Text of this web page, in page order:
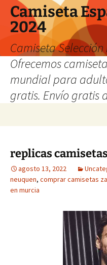
Camiseta
2024
Camiseta
Ofrecemos
mundial para
gratis. Envío gratis
replicas
agosto 13, 2022
neuquen, comprar camisetas
en murcia